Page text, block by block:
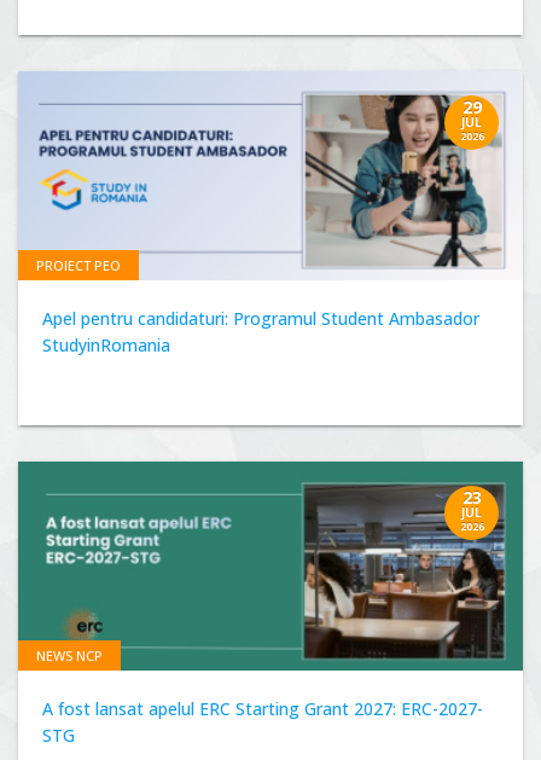
29
JUL
2026
PROIECT PEO
Apel pentru candidaturi: Programul Student Ambasador
StudyinRomania
23
JUL
2026
NEWS NCP
A fost lansat apelul ERC Starting Grant 2027: ERC-2027-
STG